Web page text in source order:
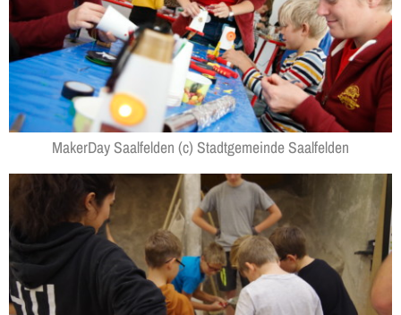
MakerDay Saalfelden (c) Stadtgemeinde Saalfelden